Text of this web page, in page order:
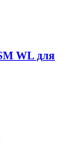
WL для